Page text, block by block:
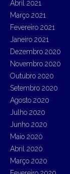
Abril 2021
Março 2021
Fevereiro 2021
Janeiro 2021
Dezembro 2020
Novembro 2020
Outubro 2020
Setembro 2020
Agosto 2020
Julho 2020
Junho 2020
Maio 2020
Abril 2020
Março 2020